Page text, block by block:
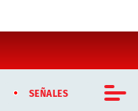
SEÑALES